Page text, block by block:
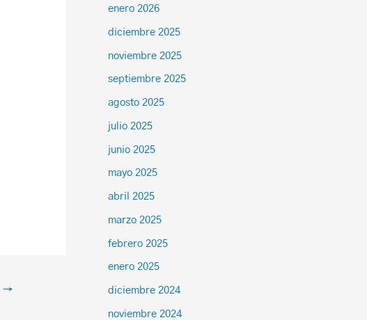
→
enero 2026
diciembre 2025
noviembre 2025
septiembre 2025
agosto 2025
julio 2025
junio 2025
mayo 2025
abril 2025
marzo 2025
febrero 2025
enero 2025
diciembre 2024
noviembre 2024